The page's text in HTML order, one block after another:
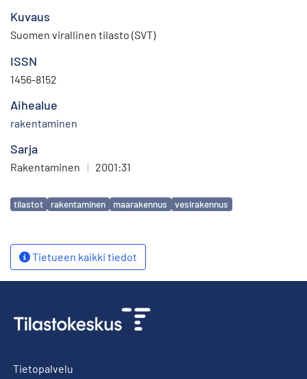
Kuvaus
Suomen virallinen tilasto (SVT)
ISSN
1456-8152
Aihealue
rakentaminen
Sarja
Rakentaminen | 2001:31
Avainsanat
tilastot rakentaminen maarakennus vesirakennus
Tietueen kaikki tiedot
Tietopalvelu